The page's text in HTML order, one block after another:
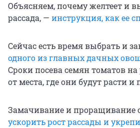
Объясняем, почему желтеет и
рассада, — инструкция, как ее
Сейчас есть время выбрать и
одного из главных дачных
Сроки посева семян томатов на
от места, где они будут расти и
Замачивание и проращивание
ускорить рост рассады и